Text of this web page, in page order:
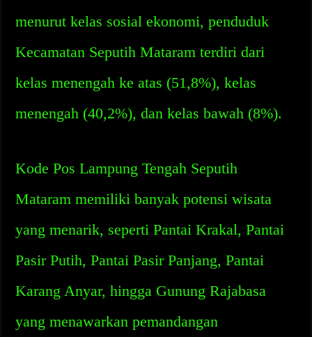
menurut kelas sosial ekonomi, penduduk
Kecamatan Seputih Mataram terdiri dari
kelas menengah ke atas (51,8%), kelas
menengah (40,2%), dan kelas bawah (8%).
Kode Pos Lampung Tengah Seputih
Mataram memiliki banyak potensi wisata
yang menarik, seperti Pantai Krakal, Pantai
Pasir Putih, Pantai Pasir Panjang, Pantai
Karang Anyar, hingga Gunung Rajabasa
yang menawarkan pemandangan